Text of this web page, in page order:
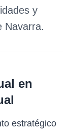
y
Navarra.
en
estratégico